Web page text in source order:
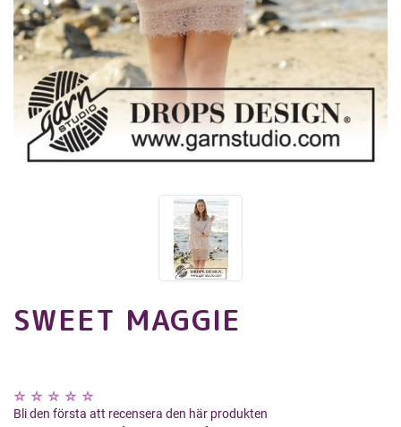
SWEET MAGGIE
Bli den första att recensera den här produkten